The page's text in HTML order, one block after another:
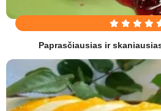
Paprasčiausias ir